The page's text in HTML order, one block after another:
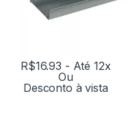
R$16.93 - Até 12x
Ou
Desconto à vista